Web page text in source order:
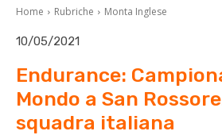
Home Rubriche Monta Inglese
10/05/2021
Endurance:
Mondo a San
squadra italiana